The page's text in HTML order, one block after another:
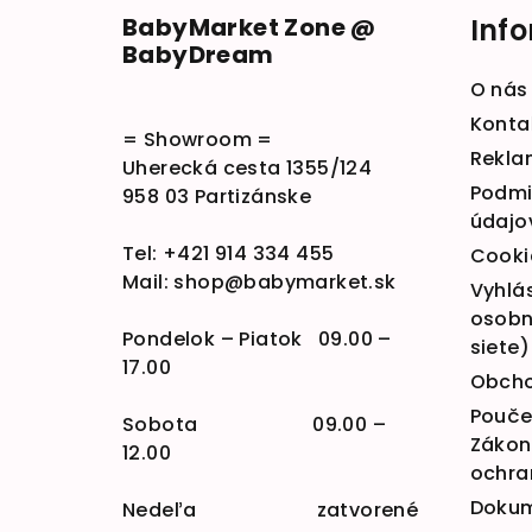
BabyMarket Zone @
BabyDream
= Showroom =
Uherecká cesta 1355/124
958 03 Partizánske
Tel: +421 914 334 455
Mail: shop@babymarket.sk
Pondelok – Piatok 09.00 –
17.00
Sobota 09.00 –
12.00
Nedeľa zatvorené
O nás
siete)